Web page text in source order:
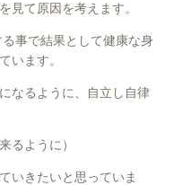
見て原因を考えます。
事で結果として健康な身
います。
なるように、自立し自律
るように）
いきたいと思っていま